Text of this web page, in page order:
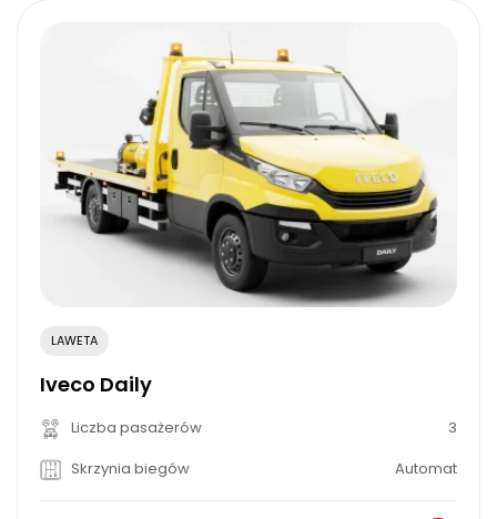
LAWETA
Iveco Daily
Liczba pasażerów
3
Skrzynia biegów
Automat